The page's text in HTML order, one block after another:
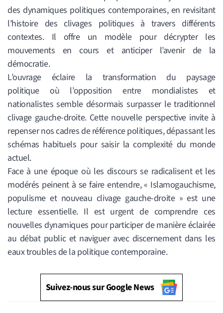
des dynamiques politiques contemporaines, en revisitant
l’histoire des clivages politiques à travers différents
contextes. Il offre un modèle pour décrypter les
mouvements en cours et anticiper l’avenir de la
démocratie.
L’ouvrage éclaire la transformation du paysage
politique où l’opposition entre mondialistes et
nationalistes semble désormais surpasser le traditionnel
clivage gauche-droite. Cette nouvelle perspective invite à
repenser nos cadres de référence politiques, dépassant les
schémas habituels pour saisir la complexité du monde
actuel.
Face à une époque où les discours se radicalisent et les
modérés peinent à se faire entendre, « Islamogauchisme,
populisme et nouveau clivage gauche-droite » est une
lecture essentielle. Il est urgent de comprendre ces
nouvelles dynamiques pour participer de manière éclairée
au débat public et naviguer avec discernement dans les
eaux troubles de la politique contemporaine.
Suivez-nous sur Google News